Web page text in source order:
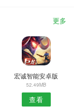
更多
宏诚智能安卓版
52.49MB
查看